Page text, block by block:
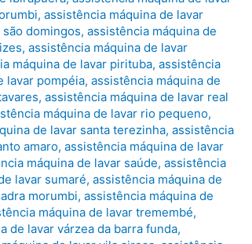
,assistência máquina de lavar
domingos,assistência máquina de
,assistência máquina de lavar
máquina de lavar pirituba,assistência
lavar pompéia,assistência máquina de
,assistência máquina de lavar real
máquina de lavar rio pequeno,
de lavar santa terezinha,assistência
amaro,assistência máquina de lavar
máquina de lavar saúde,assistência
lavar sumaré,assistência máquina de
morumbi,assistência máquina de
máquina de lavar tremembé,
de lavar várzea da barra funda,